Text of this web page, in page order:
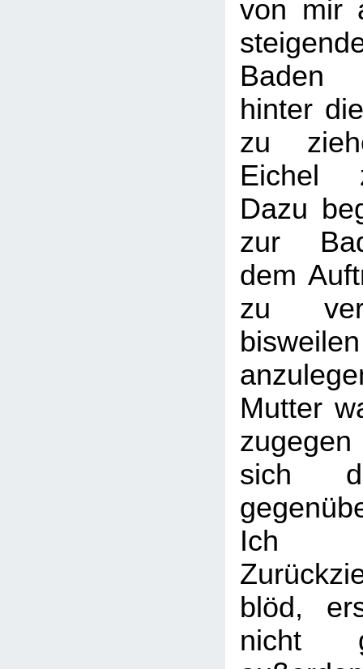
von mir
Baden
hinter
zu
Eichel
Dazu
zur
dem
zu
Mutter
sich
Ich
blöd,
nicht